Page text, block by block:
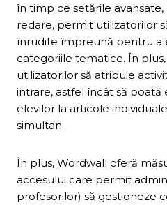
în timp ce setările
redare, permit utilizatorilor
înrudite împreună pentru a
categoriile tematice. În
utilizatorilor să atribuie
intrare, astfel încât să
elevilor la articole
simultan.
În plus, Wordwall oferă
accesului care permit
profesorilor) să gestioneze